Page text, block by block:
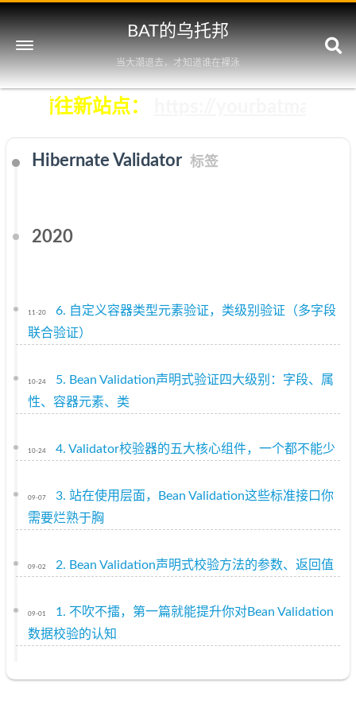
BAT的乌托邦
当大潮退去，才知道谁在裸泳
即前往新站点：
Hibernate Validator 标签
2020
11-20
6. 自定义容器类型元素验证，类级别验证（多字段
联合验证）
10-24
5. Bean Validation声明式验证四大级别：字段、属
性、容器元素、类
10-24 4. Validator校验器的五大核心组件，一个都不能少
09-07
3. 站在使用层面，Bean Validation这些标准接口你
需要烂熟于胸
09-02 2. Bean Validation声明式校验方法的参数、返回值
09-01
1. 不吹不擂，第一篇就能提升你对Bean Validation
数据校验的认知